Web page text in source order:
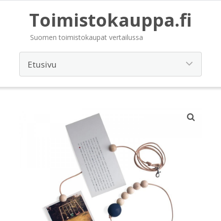
Toimistokauppa.fi
Suomen toimistokaupat vertailussa